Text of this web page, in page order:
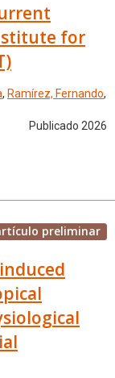
for
, Ramírez, Fernando,
Publicado 2026
preliminar